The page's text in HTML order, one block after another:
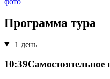
Программа тура
1 день
10:39